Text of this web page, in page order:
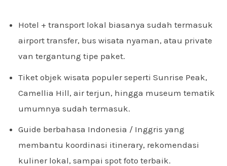
Hotel + transport lokal biasanya sudah termasuk
airport transfer, bus wisata nyaman, atau private
van tergantung tipe paket.
Tiket objek wisata populer seperti Sunrise Peak,
Camellia Hill, air terjun, hingga museum tematik
umumnya sudah termasuk.
Guide berbahasa Indonesia / Inggris yang
membantu koordinasi itinerary, rekomendasi
kuliner lokal, sampai spot foto terbaik.